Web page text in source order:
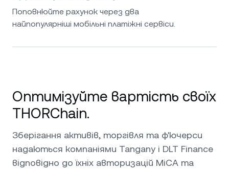
Поповнюйте рахунок через два
найпопулярніші мобільні платіжні сервіси.
Оптимізуйте вартість своїх
THORChain.
Зберігання активів, торгівля та ф'ючерси
надаються компаніями Tangany і DLT Finance
відповідно до їхніх авторизацій MiCA та